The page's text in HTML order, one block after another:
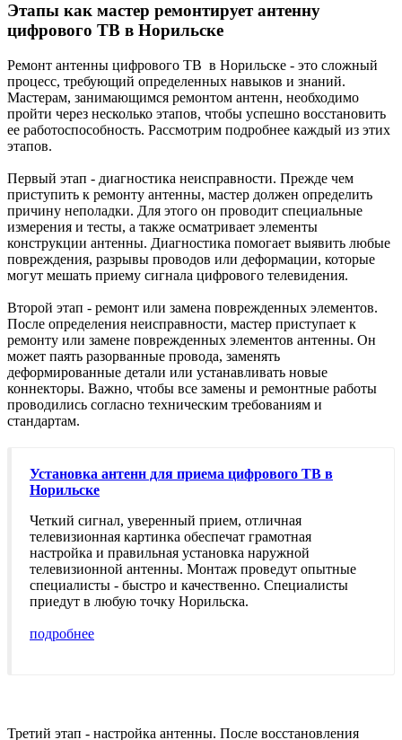
Этапы как мастер ремонтирует антенну
цифрового ТВ в Норильске
Ремонт антенны цифрового ТВ в Норильске - это сложный
процесс, требующий определенных навыков и знаний.
Мастерам, занимающимся ремонтом антенн, необходимо
пройти через несколько этапов, чтобы успешно восстановить
ее работоспособность. Рассмотрим подробнее каждый из этих
этапов.
Первый этап - диагностика неисправности. Прежде чем
приступить к ремонту антенны, мастер должен определить
причину неполадки. Для этого он проводит специальные
измерения и тесты, а также осматривает элементы
конструкции антенны. Диагностика помогает выявить любые
повреждения, разрывы проводов или деформации, которые
могут мешать приему сигнала цифрового телевидения.
Второй этап - ремонт или замена поврежденных элементов.
После определения неисправности, мастер приступает к
ремонту или замене поврежденных элементов антенны. Он
может паять разорванные провода, заменять
деформированные детали или устанавливать новые
коннекторы. Важно, чтобы все замены и ремонтные работы
проводились согласно техническим требованиям и
стандартам.
Установка антенн для приема цифрового ТВ в
Норильске
Четкий сигнал, уверенный прием, отличная
телевизионная картинка обеспечат грамотная
настройка и правильная установка наружной
телевизионной антенны. Монтаж проведут опытные
специалисты - быстро и качественно. Специалисты
приедут в любую точку Норильска.
подробнее
Третий этап - настройка антенны. После восстановления